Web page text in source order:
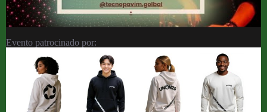
Evento patrocinado por: